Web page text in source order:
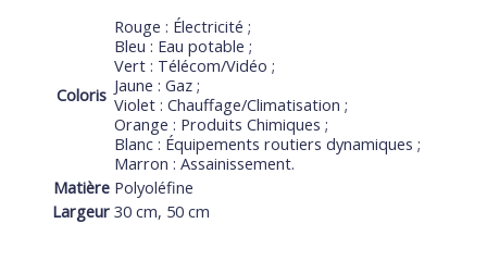
Coloris
Rouge : Électricité ;
Bleu : Eau potable ;
Vert : Télécom/Vidéo ;
Jaune : Gaz ;
Violet : Chauffage/Climatisation ;
Orange : Produits Chimiques ;
Blanc : Équipements routiers dynamiques ;
Marron : Assainissement.
Matière Polyoléfine
Largeur 30 cm, 50 cm